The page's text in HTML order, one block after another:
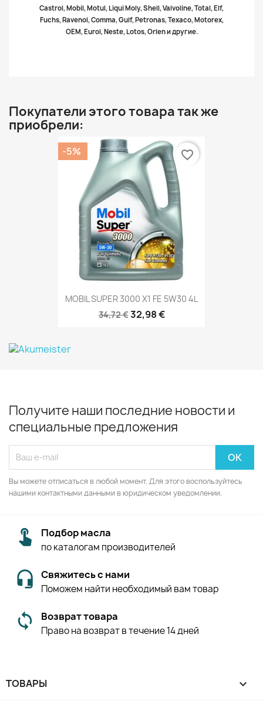
Castrol, Mobil, Motul, Liqui Moly, Shell, Valvoline, Total, Elf,
Fuchs, Ravenol, Comma, Gulf, Petronas, Texaco, Motorex,
OEM, Eurol, Neste, Lotos, Orlen и другие.
Покупатели этого товара так же
приобрели:
MOBIL SUPER 3000 X1 FE 5W30 4L
34,72 €32,98 €
-5% favorite_border
Получите наши последние новости и
специальные предложения
Вы можете отписаться в любой момент. Для этого воспользуйтесь
нашими контактными данными в юридическом уведомлении.
Подбор масла
по каталогам производителей
Свяжитесь с нами
Поможем найти необходимый вам товар
Возврат товара
Право на возврат в течение 14 дней
ТОВАРЫ 